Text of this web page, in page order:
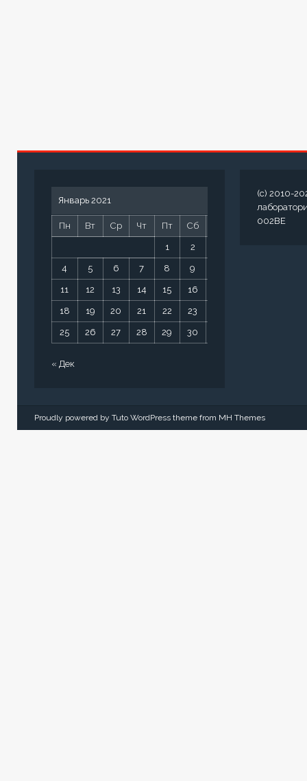
Январь 2021
Пн Вт Ср Чт Пт Сб
1 2
4 5 6 7 8 9
11 12 13 14 15 16
18 19 20 21 22 23
25 26 27 28 29 30
« Дек
(c) 2010-
002BE
Proudly powered by Tuto WordPress theme from MH Themes